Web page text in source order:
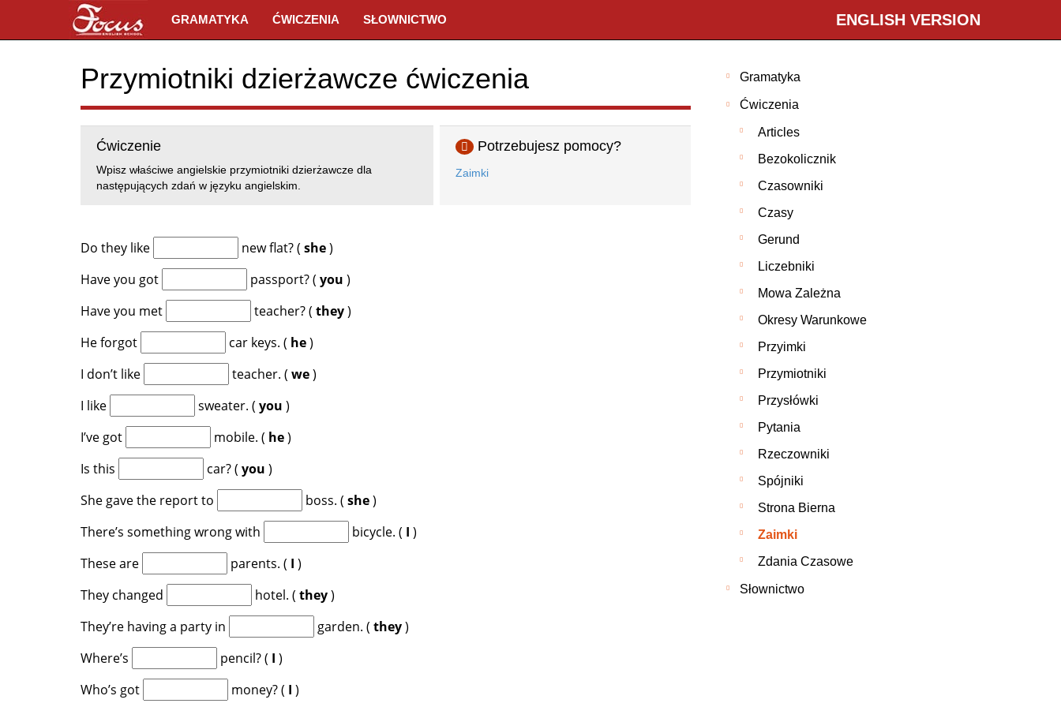
GRAMATYKA ĆWICZENIA SŁOWNICTWO ENGLISH VERSION
Przymiotniki dzierżawcze ćwiczenia
Ćwiczenie
Wpisz właściwe angielskie przymiotniki dzierżawcze dla
następujących zdań w języku angielskim.
Potrzebujesz pomocy?
Zaimki
Do they like new flat? ( she)
Have you got
passport? ( you )
Have you met
teacher? ( they)
He forgot
car keys. ( he)
I don’t like
teacher. ( we)
I like
sweater. ( you )
I’ve got
mobile. ( he)
Is this
car? ( you )
She gave the report to
boss. ( she)
There’s something wrong with
bicycle. ( I )
These are
parents. ( I )
They changed
hotel. ( they)
They’re having a party in
garden. ( they)
Where’s
pencil? ( I )
Who’s got
money? ( I )
Gramatyka
Ćwiczenia
Articles
Bezokolicznik
Czasowniki
Czasy
Gerund
Liczebniki
Mowa Zależna
Okresy Warunkowe
Przyimki
Przymiotniki
Przysłówki
Pytania
Rzeczowniki
Spójniki
Strona Bierna
Zaimki
Zdania Czasowe
Słownictwo